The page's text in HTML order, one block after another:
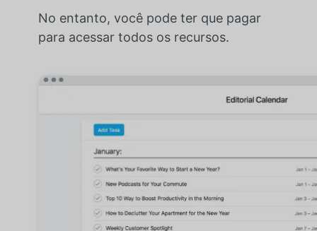
No entanto, você pode ter que pagar
para acessar todos os recursos.